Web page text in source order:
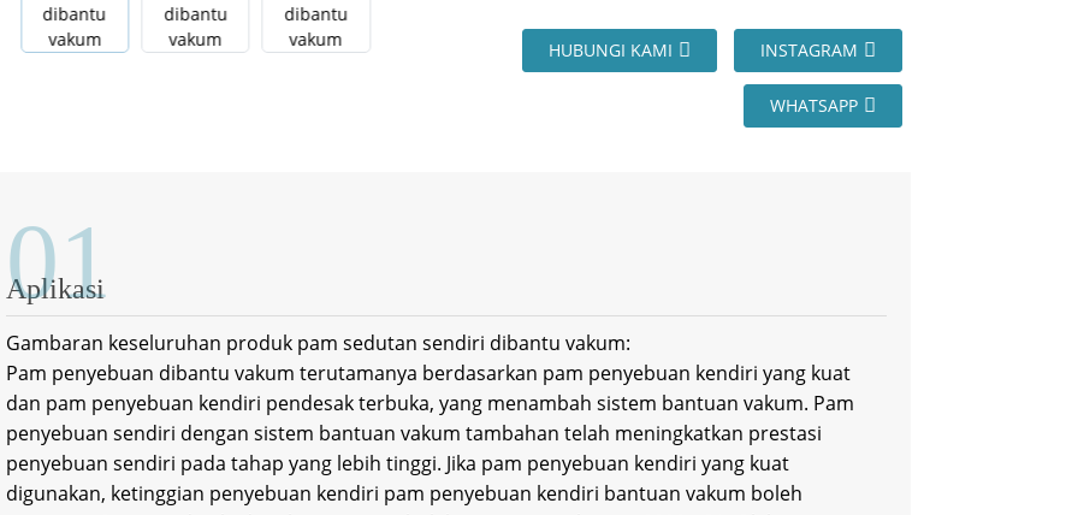
HUBUNGI KAMI INSTAGRAM
WHATSAPP
01
Aplikasi
Gambaran keseluruhan produk pam sedutan sendiri dibantu vakum:
Pam penyebuan dibantu vakum terutamanya berdasarkan pam penyebuan kendiri yang kuat
dan pam penyebuan kendiri pendesak terbuka, yang menambah sistem bantuan vakum. Pam
penyebuan sendiri dengan sistem bantuan vakum tambahan telah meningkatkan prestasi
penyebuan sendiri pada tahap yang lebih tinggi. Jika pam penyebuan kendiri yang kuat
digunakan, ketinggian penyebuan kendiri pam penyebuan kendiri bantuan vakum boleh